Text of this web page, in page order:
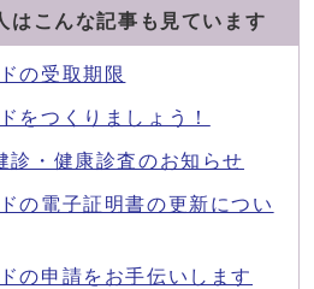
はこんな記事も見ています
の受取期限
をつくりましょう！
・健康診査のお知らせ
の電子証明書の更新につい
の申請をお手伝いします